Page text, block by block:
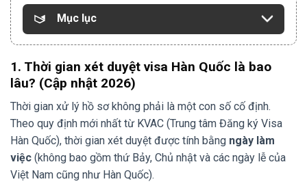
Mục lục
1. Thời gian xét duyệt visa Hàn Quốc là bao
lâu? (Cập nhật 2026)
Thời gian xử lý hồ sơ không phải là một con số cố định.
Theo quy định mới nhất từ KVAC (Trung tâm Đăng ký Visa
Hàn Quốc), thời gian xét duyệt được tính bằng ngày làm
việc (không bao gồm thứ Bảy, Chủ nhật và các ngày lễ của
Việt Nam cũng như Hàn Quốc).